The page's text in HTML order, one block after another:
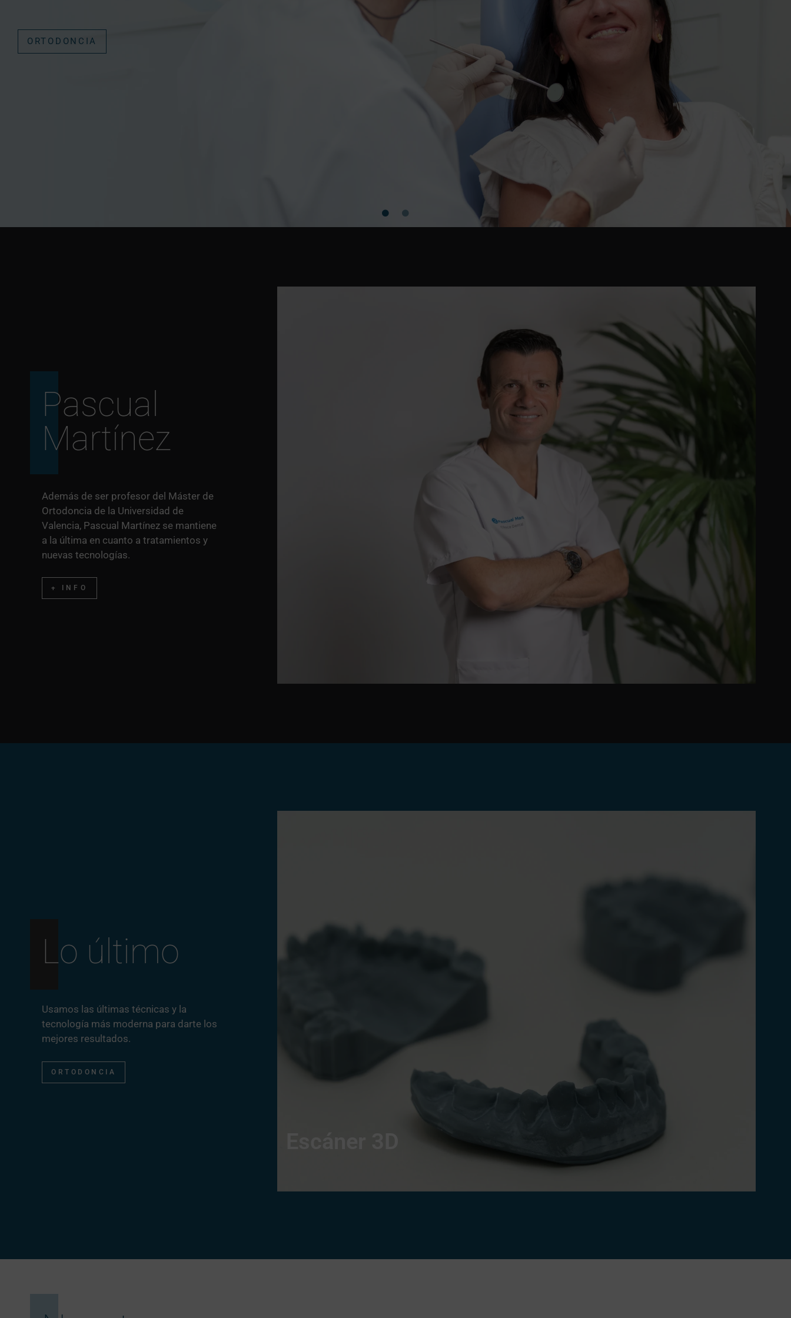
ORTODONCIA
Pascual
Martínez
Además de ser profesor del Máster de
Ortodoncia de la Universidad de
Valencia, Pascual Martínez se mantiene
a la última en cuanto a tratamientos y
nuevas tecnologías.
+ INFO
Lo último
Usamos las últimas técnicas y la
tecnología más moderna para darte los
mejores resultados.
ORTODONCIA